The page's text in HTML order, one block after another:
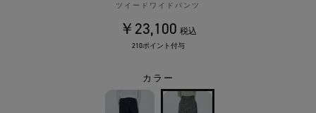
ツイードワイドパンツ
￥23,100 税込
210ポイント付与
カラー